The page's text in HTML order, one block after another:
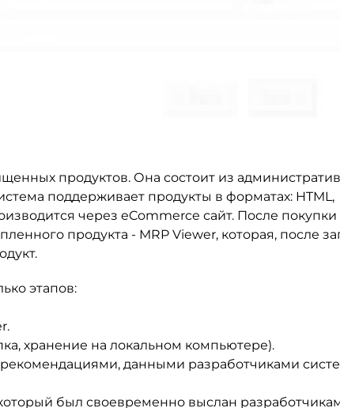
продуктов. Она состоит из
поддерживает продукты в форматах: HTML,
через eCommerce сайт. После покупки
продукта - MRP Viewer, которая, после
этапов:
хранение на локальном компьютере).
рекомендациями, данными разработчиками
был своевременно выслан